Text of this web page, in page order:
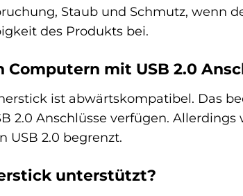
Staub und Schmutz, wenn
des Produkts bei.
mit USB 2.0
ist abwärtskompatibel. Das
2.0 Anschlüsse verfügen. Allerdings
USB 2.0 begrenzt.
unterstützt?